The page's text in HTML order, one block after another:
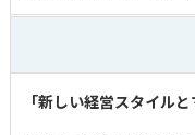
「新しい経営スタイルと